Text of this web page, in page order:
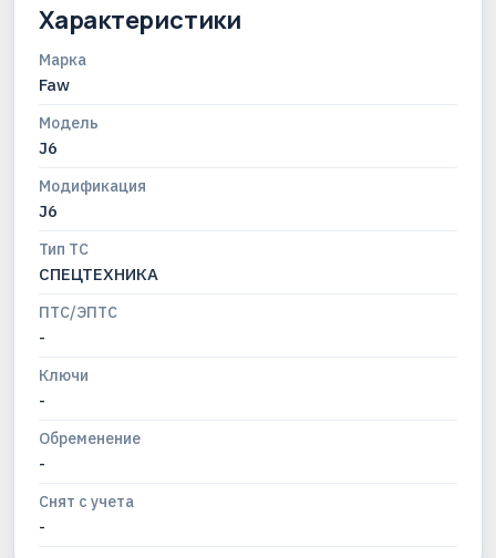
Характеристики
Марка
Faw
Модель
J6
Модификация
J6
Тип ТС
СПЕЦТЕХНИКА
ПТС/ЭПТС
-
Ключи
-
Обременение
-
Снят с учета
-